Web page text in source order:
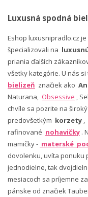
Luxusná spodná
Eshop luxusnipradlo.cz
špecializovali na
priania ďalších
všetky kategórie. U nás
bielizeň značiek ako
Naturana, Obsessive ,
chvíle sa pozrite na
predovšetkým korzety
rafinované nohavičky .
mamičky - materské
dovolenku, uvíta ponuku
jednodielne, tak
mesiacoch sa príjemne
pánske od značiek